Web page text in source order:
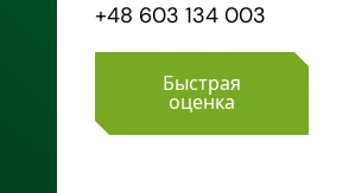
+48 603 134 003
Быстрая
оценка